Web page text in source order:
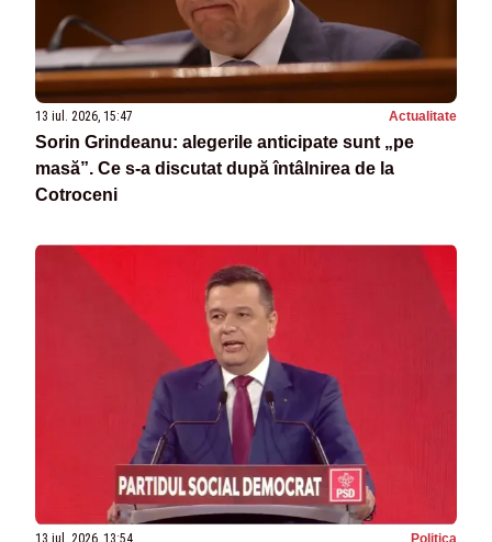
13 iul. 2026, 15:47 Actualitate
Sorin Grindeanu: alegerile anticipate sunt „pe
masă”. Ce s-a discutat după întâlnirea de la
Cotroceni
13 iul. 2026, 13:54 Politica